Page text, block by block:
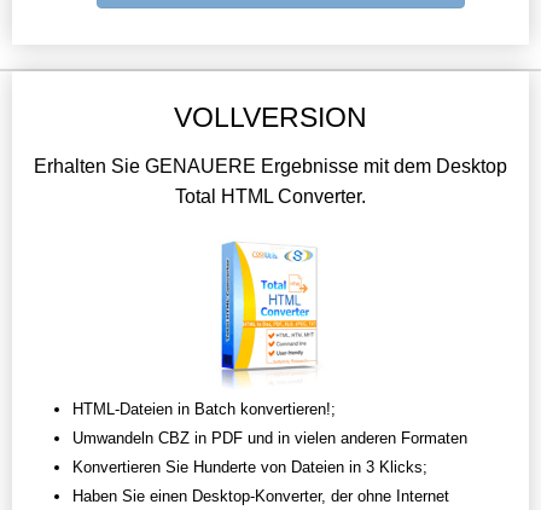
VOLLVERSION
Erhalten Sie GENAUERE Ergebnisse mit dem Desktop
Total HTML Converter.
HTML-Dateien in Batch konvertieren!;
Umwandeln CBZ in PDF und in vielen anderen Formaten
Konvertieren Sie Hunderte von Dateien in 3 Klicks;
Haben Sie einen Desktop-Konverter, der ohne Internet